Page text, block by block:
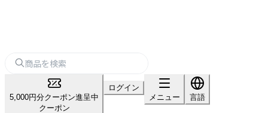
5,000円分クーポン進呈中
クーポン
ログイン
メニュー
言語